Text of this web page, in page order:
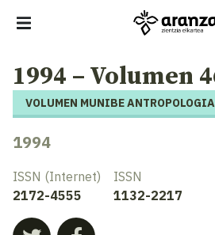
1994 – Volumen
VOLUMEN MUNIBE
1994
ISSN (Internet)
2172-4555
ISSN
1132-2217